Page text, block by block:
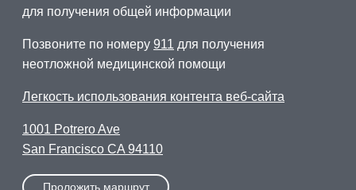
для получения общей информации
Позвоните по номеру 911 для получения
неотложной медицинской помощи
Легкость использования контента веб-сайта
1001 Potrero Ave
San Francisco CA 94110
Проложить маршрут